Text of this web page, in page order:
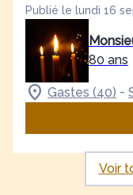
Publié le lundi 16
80 ans
Gastes (40) -
Voir